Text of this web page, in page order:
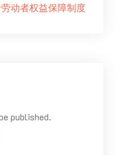
动者权益保障制度
published.